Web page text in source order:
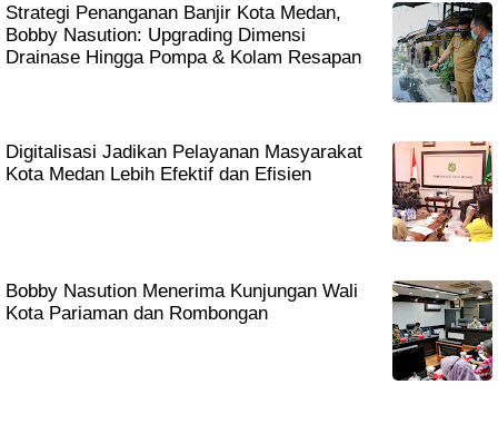
Strategi Penanganan Banjir Kota Medan,
Bobby Nasution: Upgrading Dimensi
Drainase Hingga Pompa & Kolam Resapan
Digitalisasi Jadikan Pelayanan Masyarakat
Kota Medan Lebih Efektif dan Efisien
Bobby Nasution Menerima Kunjungan Wali
Kota Pariaman dan Rombongan